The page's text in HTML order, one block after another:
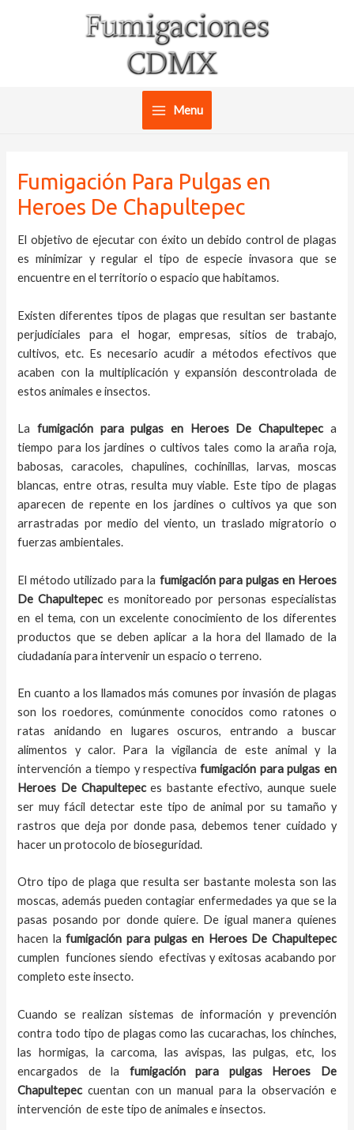
Main
Menu
Fumigación Para Pulgas en
Heroes De Chapultepec
El objetivo de ejecutar con éxito un debido control de plagas
es minimizar y regular el tipo de especie invasora que se
encuentre en el territorio o espacio que habitamos.
Existen diferentes tipos de plagas que resultan ser bastante
perjudiciales para el hogar, empresas, sitios de trabajo,
cultivos, etc. Es necesario acudir a métodos efectivos que
acaben con la multiplicación y expansión descontrolada de
estos animales e insectos.
Lafumigación para pulgas en Heroes De Chapultepec a
tiempo para los jardines o cultivos tales como la araña roja,
babosas, caracoles, chapulines, cochinillas, larvas, moscas
blancas, entre otras, resulta muy viable. Este tipo de plagas
aparecen de repente en los jardines o cultivos ya que son
arrastradas por medio del viento, un traslado migratorio o
fuerzas ambientales.
El método utilizado para la fumigación para pulgas en Heroes
De Chapultepeces monitoreado por personas especialistas
en el tema, con un excelente conocimiento de los diferentes
productos que se deben aplicar a la hora del llamado de la
ciudadanía para intervenir un espacio o terreno.
En cuanto a los llamados más comunes por invasión de plagas
son los roedores, comúnmente conocidos como ratones o
ratas anidando en lugares oscuros, entrando a buscar
alimentos y calor. Para la vigilancia de este animal y la
intervención a tiempo y respectivafumigación para pulgas en
Heroes De Chapultepeces bastante efectivo, aunque suele
ser muy fácil detectar este tipo de animal por su tamaño y
rastros que deja por donde pasa, debemos tener cuidado y
hacer un protocolo de bioseguridad.
Otro tipo de plaga que resulta ser bastante molesta son las
moscas, además pueden contagiar enfermedades ya que se la
pasas posando por donde quiere. De igual manera quienes
hacen lafumigación para pulgas en Heroes De Chapultepec
cumplen funciones siendo efectivas y exitosas acabando por
completo este insecto.
Cuando se realizan sistemas de información y prevención
contra todo tipo de plagas como las cucarachas, los chinches,
las hormigas, la carcoma, las avispas, las pulgas, etc, los
encargados de la fumigación para pulgas Heroes De
Chapultepeccuentan con un manual para la observación e
intervención de este tipo de animales e insectos.